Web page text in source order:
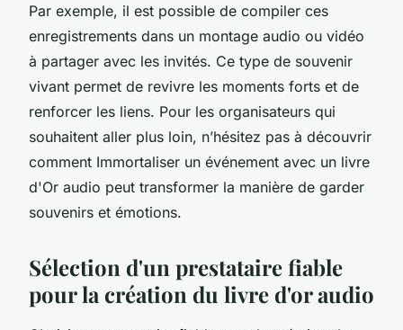
Par exemple, il est possible de compiler ces
enregistrements dans un montage audio ou vidéo
à partager avec les invités. Ce type de souvenir
vivant permet de revivre les moments forts et de
renforcer les liens. Pour les organisateurs qui
souhaitent aller plus loin, n’hésitez pas à découvrir
comment Immortaliser un événement avec un livre
d'Or audio peut transformer la manière de garder
souvenirs et émotions.
Sélection d'un prestataire fiable
pour la création du livre d'or audio